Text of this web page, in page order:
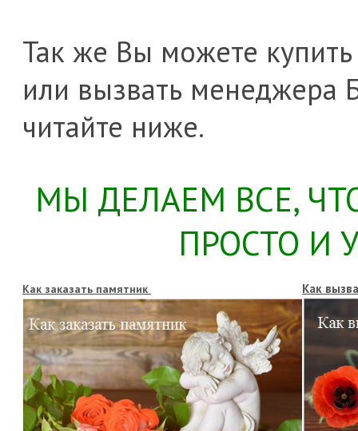
Так же Вы можете купить
или вызвать менеджера
читайте ниже.
МЫ ДЕЛАЕМ ВСЕ,
ПРОСТО И
Как заказать памятник Как